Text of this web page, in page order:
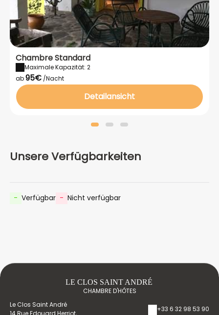
Chambre Standard
Maximale Kapazität: 2
ab95€ /Nacht
Detailansicht
Unsere Verfügbarkeiten
- Verfügbar - Nicht verfügbar
LE CLOS SAINT ANDRÉ
CHAMBRE D'HÔTES
Le Clos Saint André
14 Rue Edouard Herriot,
+33 6 32 98 53 90